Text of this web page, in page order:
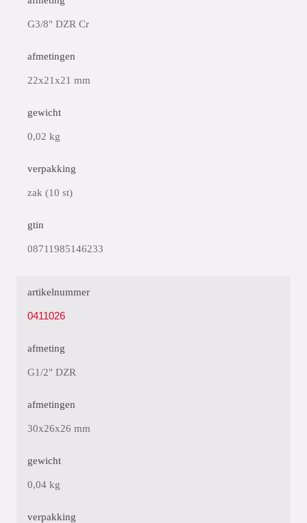
G3/8" DZR Cr
afmetingen
22x21x21 mm
gewicht
0,02 kg
verpakking
zak (10 st)
gtin
08711985146233
artikelnummer
0411026
afmeting
G1/2" DZR
afmetingen
30x26x26 mm
gewicht
0,04 kg
verpakking